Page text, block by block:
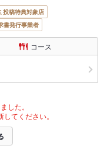
投稿特典対象店
書発行事業者
コース
した。
てください。